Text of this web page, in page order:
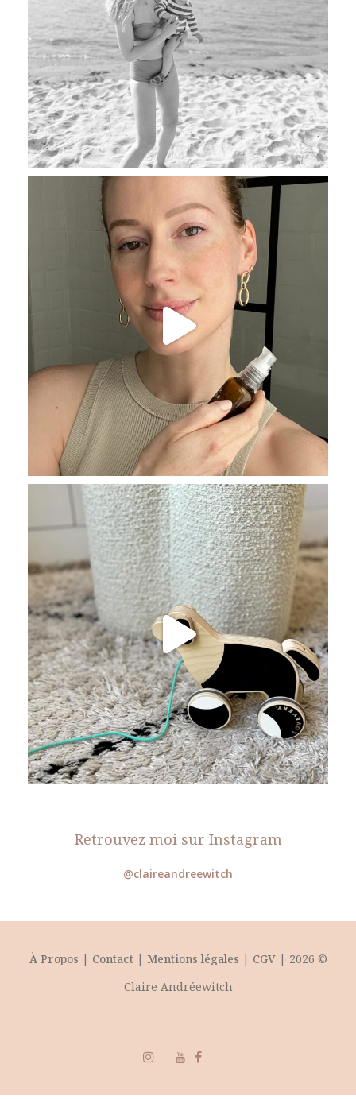
Retrouvez moi sur Instagram
@claireandreewitch
À Propos | Contact | Mentions légales | CGV| 2026 ©
Claire Andréewitch